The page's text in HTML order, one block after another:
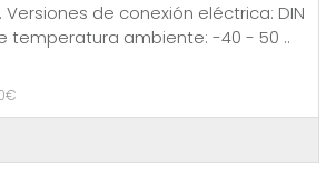
de conexión eléctrica: DIN
temperatura ambiente: -40 - 50 ..